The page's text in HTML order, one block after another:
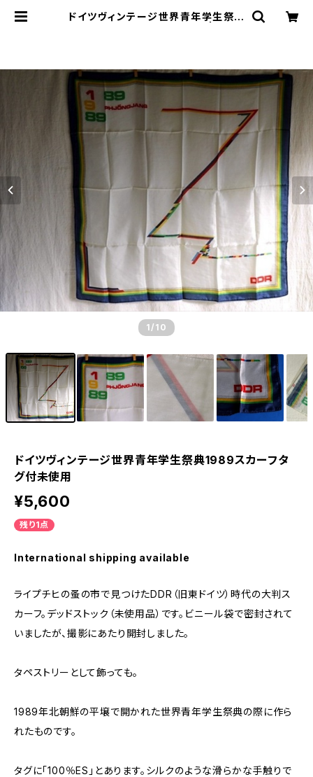
ドイツヴィンテージ世界青年学生祭典
1 /10
ドイツヴィンテージ世界青年学生祭典1989スカーフタ
グ付未使用
¥5,600
残り1点
International shipping available
ライプチヒの蚤の市で見つけたDDR（旧東ドイツ）時代の大判ス
カーフ。デッドストック（未使用品）です。ビニール袋で密封されて
いましたが、撮影にあたり開封しました。
タペストリーとして飾っても。
1989年北朝鮮の平壌で開かれた世界青年学生祭典の際に作ら
れたものです。
タグに「100％ES」とあります。シルクのような滑らかな手触りで